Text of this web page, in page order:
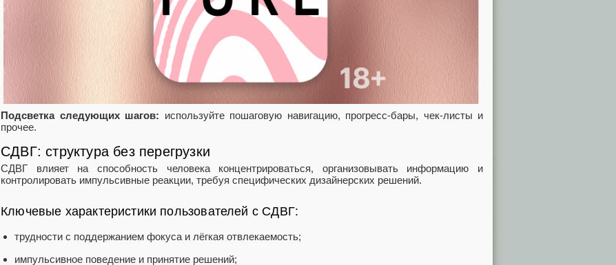
Подсветка следующих шагов: используйте пошаговую навигацию, прогресс-бары, чек-листы и
прочее.
СДВГ: структура без перегрузки
СДВГ влияет на способность человека концентрироваться, организовывать информацию и
контролировать импульсивные реакции, требуя специфических дизайнерских решений.
Ключевые характеристики пользователей с СДВГ:
трудности с поддержанием фокуса и лёгкая отвлекаемость;
импульсивное поведение и принятие решений;